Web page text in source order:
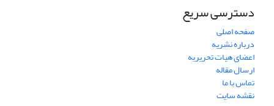
دسترسی سریع
صفحه اصلی
درباره نشریه
اعضای هیات تحریریه
ارسال مقاله
تماس با ما
نقشه سایت